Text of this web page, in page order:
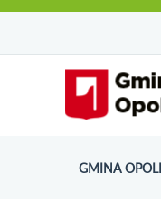
do
strony
do
menu
wyszukiwarki
ścieżki
nawigacyjnej
kategorii
aktualności
do
kalendarza
wydarzeń
do
galerii
do
stopki
GMINA